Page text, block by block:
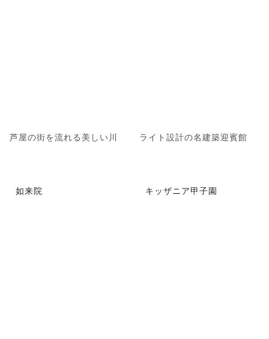
芦屋の街を流れる美しい川 ライト設計の名建築迎賓館
如来院 キッザニア甲子園